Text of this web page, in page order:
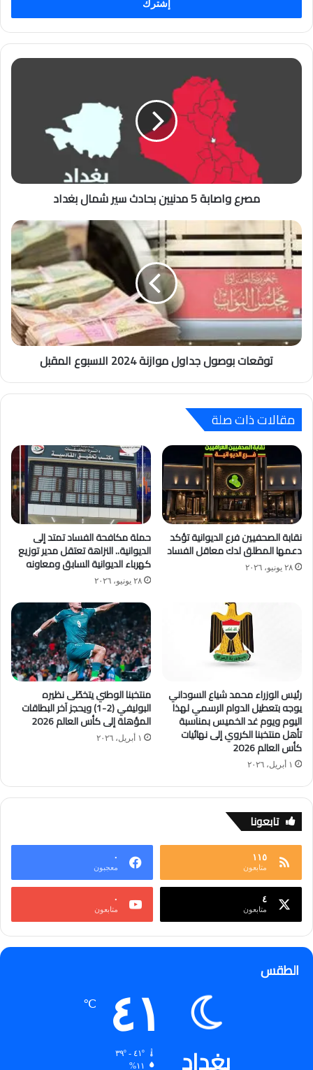
مصرع واصابة 5 مدنيين بحادث سير شمال بغداد
توقعات بوصول جداول موازنة 2024 الاسبوع المقبل
مقالات ذات صلة
نقابة الصحفيين فرع الديوانية تؤكد
دعمها المطلق لدك معاقل الفساد
٢٨ يونيو، ٢٠٢٦
حملة مكافحة الفساد تمتد إلى
الديوانية.. النزاهة تعتقل مدير توزيع
كهرباء الديوانية السابق ومعاونه
٢٨ يونيو، ٢٠٢٦
رئيس الوزراء محمد شياع السوداني
يوجه بتعطيل الدوام الرسمي لهذا
اليوم ويوم غد الخميس بمناسبة
تأهل منتخبنا الكروي إلى نهائيات
كأس العالم 2026
١ أبريل، ٢٠٢٦
منتخبنا الوطني يتخطّى نظيره
البوليفي (2-1) ويحجز آخر البطاقات
المؤهلة إلى كأس العالم 2026
١ أبريل، ٢٠٢٦
تابعونا
١١٥
متابعون
٠
معجبون
٤
متابعون
٠
متابعون
الطقس
بغداد
٤١ ℃
٤١º - ٣٩º
١١%